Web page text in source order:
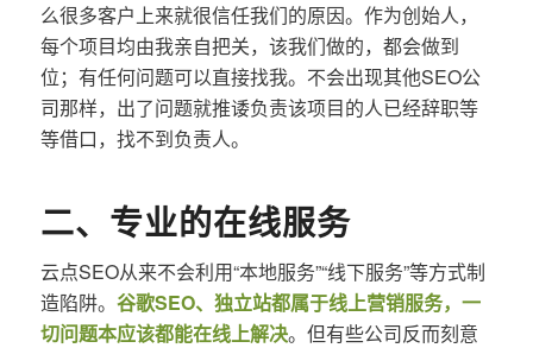
么很多客户上来就很信任我们的原因。作为创始人，
每个项目均由我亲自把关，该我们做的，都会做到
位；有任何问题可以直接找我。不会出现其他SEO公
司那样，出了问题就推诿负责该项目的人已经辞职等
等借口，找不到负责人。
二、专业的在线服务
云点SEO从来不会利用“本地服务”“线下服务”等方式制
造陷阱。 谷歌SEO、独立站都属于线上营销服务，一
切问题本应该都能在线上解决。但有些公司反而刻意